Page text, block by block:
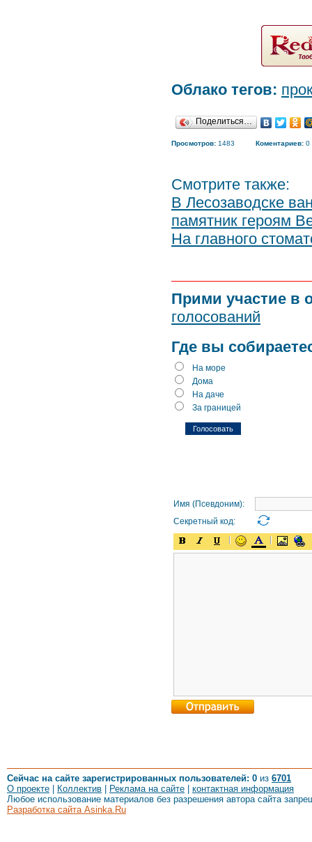
Облако тегов:
Поделиться…
Просмотров: 1483 Коментариев: 0
Смотрите также:
В Лесозаводске
памятник героям
На главного
Прими участие в
голосований
Где вы
На море
Дома
На даче
За границей
Имя (Псевдоним):
Секретный код:
Сейчас на сайте зарегистрированных пользователей: 0 из 6701
О проекте
Коллектив Реклама на сайте
контактная информация
Любое использование материалов без разрешения автора сайта
Разработка сайта Asinka.Ru